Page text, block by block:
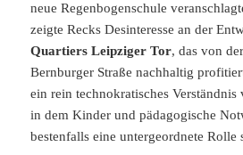
neue Regenbogenschule
zeigte Recks Desinteresse an der
Quartiers Leipziger Tor, das von
Bernburger Straße nachhaltig
ein rein technokratisches
in dem Kinder und pädagogische
bestenfalls eine untergeordnete Rolle